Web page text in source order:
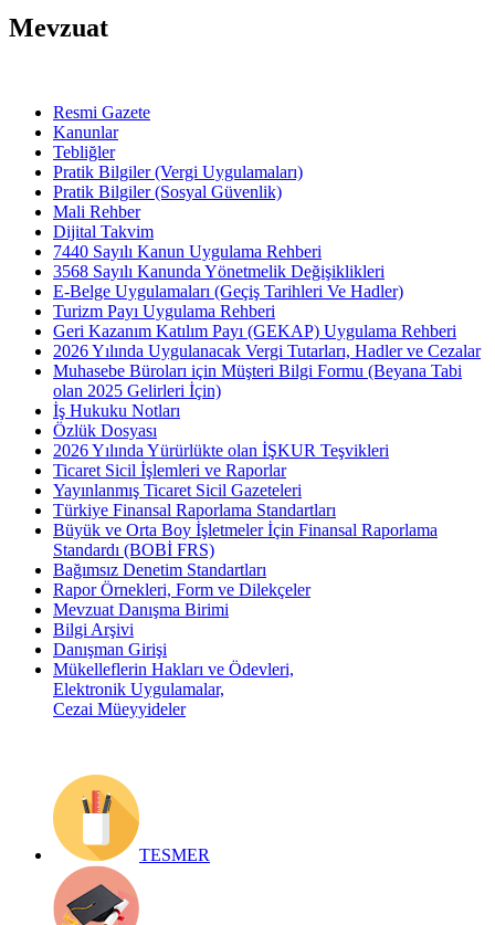
Mevzuat
Resmi Gazete
Kanunlar
Tebliğler
Pratik Bilgiler (Vergi Uygulamaları)
Pratik Bilgiler (Sosyal Güvenlik)
Mali Rehber
Dijital Takvim
7440 Sayılı Kanun Uygulama Rehberi
3568 Sayılı Kanunda Yönetmelik Değişiklikleri
E-Belge Uygulamaları (Geçiş Tarihleri Ve Hadler)
Turizm Payı Uygulama Rehberi
Geri Kazanım Katılım Payı (GEKAP) Uygulama Rehberi
2026 Yılında Uygulanacak Vergi Tutarları, Hadler ve Cezalar
Muhasebe Büroları için Müşteri Bilgi Formu (Beyana Tabi
olan 2025 Gelirleri İçin)
İş Hukuku Notları
Özlük Dosyası
2026 Yılında Yürürlükte olan İŞKUR Teşvikleri
Ticaret Sicil İşlemleri ve Raporlar
Yayınlanmış Ticaret Sicil Gazeteleri
Türkiye Finansal Raporlama Standartları
Büyük ve Orta Boy İşletmeler İçin Finansal Raporlama
Standardı (BOBİ FRS)
Bağımsız Denetim Standartları
Rapor Örnekleri, Form ve Dilekçeler
Mevzuat Danışma Birimi
Bilgi Arşivi
Danışman Girişi
Mükelleflerin Hakları ve Ödevleri,
Elektronik Uygulamalar,
Cezai Müeyyideler
TESMER